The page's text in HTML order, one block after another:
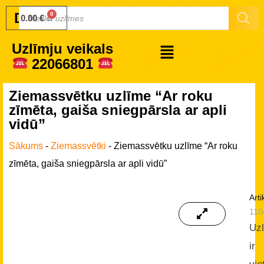
Druku.lv
0.00€
Uzlīmju veikals
22066801
Ziemassvētku uzlīme “Ar roku
zīmēta, gaiša sniegpārsla ar apli
vidū”
Sākums - Ziemassvētki - Ziemassvētku uzlīme “Ar roku
zīmēta, gaiša sniegpārsla ar apli vidū”
ir